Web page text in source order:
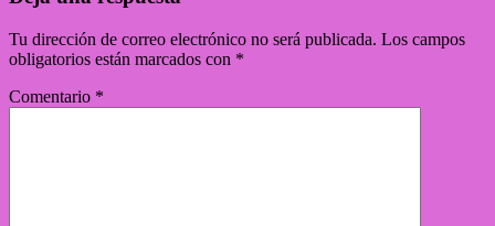
Tu dirección de correo electrónico no será publicada. Los campos
obligatorios están marcados con *
Comentario *